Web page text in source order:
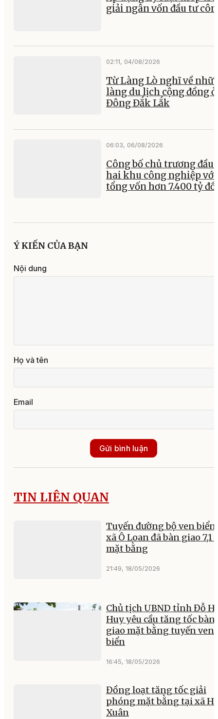
giải ngân vốn đầu tư
02:11, 04/08/2026
Từ Làng Lò nghĩ về
làng du lịch cộng đồng ở
Đông Đắk Lắk
06:03, 06/08/2026
Công bố chủ trương đầu
hai khu công nghiệp với
tổng vốn hơn 7.400 tỷ
Ý KIẾN CỦA BẠN
Nội dung
Họ và tên
Email
Gửi bình luận
TIN LIÊN QUAN
Tuyến đường bộ ven biển
xã Ô Loan đã bàn giao 7,1
mặt bằng
21:49, 18/05/2026
Chủ tịch UBND tỉnh Đỗ
Huy yêu cầu tăng tốc bàn
giao mặt bằng tuyến ven
biển
16:45, 18/05/2026
Đồng loạt tăng tốc giải
phóng mặt bằng tại xã
Xuân